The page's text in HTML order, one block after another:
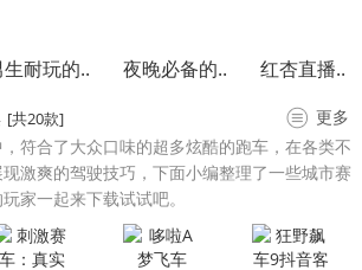
生耐玩的.. 夜晚必备的..
红杏直播..
[共20款]
更多
符合了大众口味的超多炫酷的跑车，在各类不
激爽的驾驶技巧，下面小编整理了一些城市赛
家一起来下载试试吧。